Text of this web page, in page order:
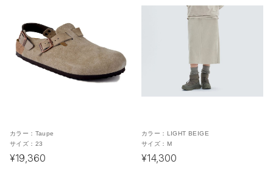
カラー： Taupe
サイズ： 23
¥19,360
カラー： LIGHT BEIGE
サイズ： M
¥14,300